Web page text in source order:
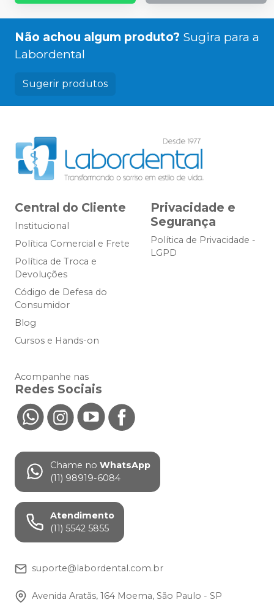
Não achou algum produto? Sugira para a
Labordental
Sugerir produtos
Central do Cliente
Institucional
Política Comercial e Frete
Política de Troca e
Devoluções
Código de Defesa do
Consumidor
Blog
Cursos e Hands-on
Privacidade e
Segurança
Política de Privacidade -
LGPD
Acompanhe nas
Redes Sociais
Chame no WhatsApp
(11) 98919-6084
Atendimento
(11) 5542 5855
suporte@labordental.com.br
Avenida Aratãs, 164 Moema, São Paulo - SP